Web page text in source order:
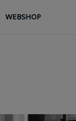
WEBSHOP